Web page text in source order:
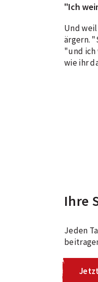
"Ich
Und
ärgern.
"und ich
wie ihr
Ihre
Jeden